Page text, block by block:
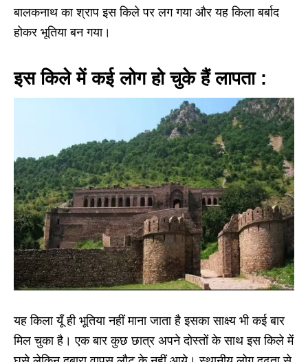
बालकनाथ का श्राप इस किले पर लग गया और यह किला बर्बाद
होकर भूतिया बन गया।
इस किले में कई लोग हो चुके हैं लापता :
यह किला यूँ ही भूतिया नहीं माना जाता है इसका साक्ष्य भी कई बार
मिल चुका है। एक बार कुछ छात्र अपने दोस्तों के साथ इस किले में